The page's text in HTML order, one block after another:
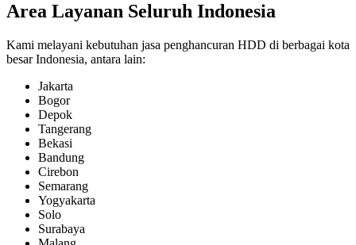
Area Layanan Seluruh Indonesia
Kami melayani kebutuhan jasa penghancuran HDD di berbagai kota
besar Indonesia, antara lain:
Jakarta
Bogor
Depok
Tangerang
Bekasi
Bandung
Cirebon
Semarang
Yogyakarta
Solo
Surabaya